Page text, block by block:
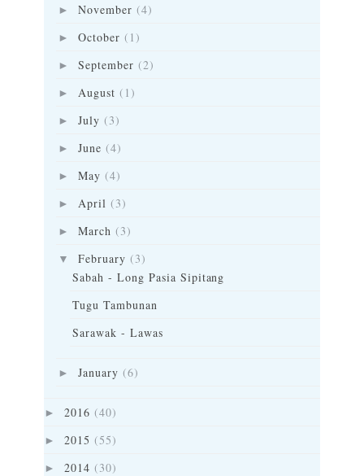
► November (4)
► October (1)
► September (2)
► August (1)
► July (3)
► June (4)
► May (4)
► April (3)
► March (3)
▼ February (3)
Sabah - Long Pasia Sipitang
Tugu Tambunan
Sarawak - Lawas
► January (6)
► 2016 (40)
► 2015 (55)
► 2014 (30)